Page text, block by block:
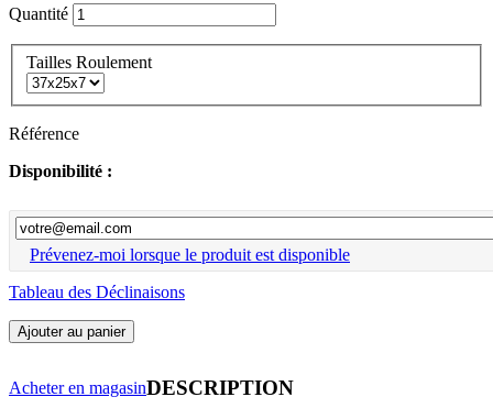
Quantité
Tailles Roulement
Référence
Disponibilité :
Prévenez-moi lorsque le produit est disponible
Tableau des Déclinaisons
Ajouter au panier
Acheter en magasinDESCRIPTION